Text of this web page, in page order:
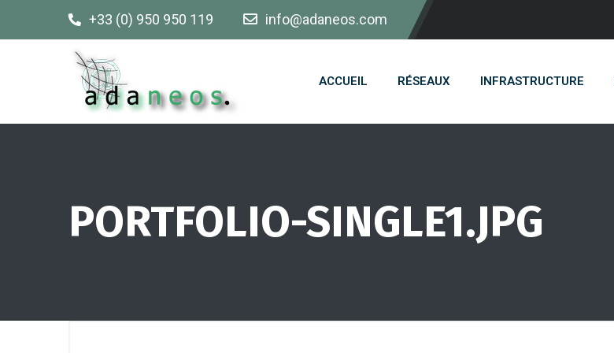
+33 (0) 950 950 119 info@adaneos.com
ACCUEIL RÉSEAUX INFRASTRUCTURE
PORTFOLIO-SINGLE1.JPG